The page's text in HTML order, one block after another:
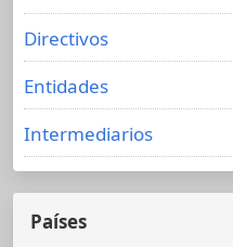
Directivos
Entidades
Intermediarios
Países